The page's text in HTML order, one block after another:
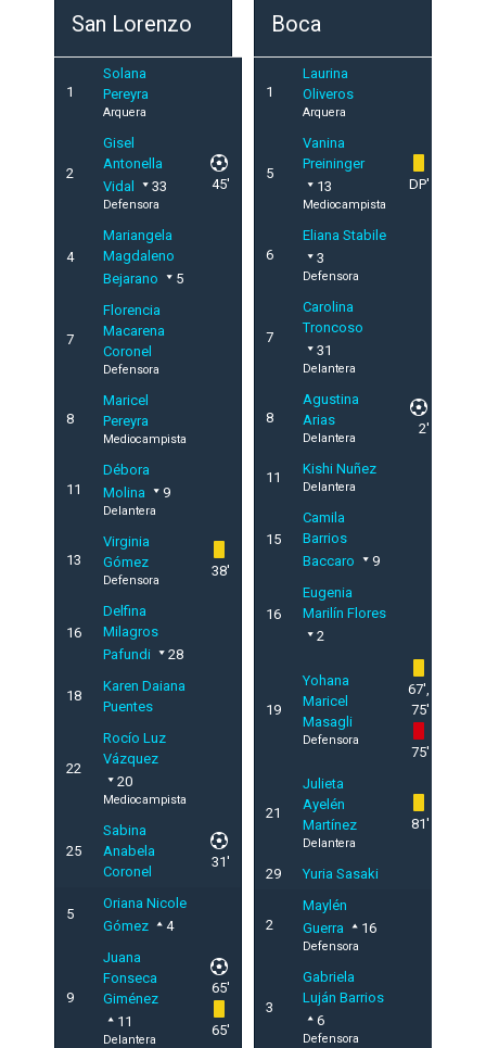
San Lorenzo
1
Solana
Pereyra
Arquera
2
Gisel
Antonella
Vidal
33
Defensora
45'
4
Mariangela
Magdaleno
Bejarano
5
7
Florencia
Macarena
Coronel
Defensora
8
Maricel
Pereyra
Mediocampista
11
Débora
Molina
9
Delantera
13
Virginia
Gómez
Defensora
38'
16
Delfina
Milagros
Pafundi
28
18
Karen Daiana
Puentes
22
Rocío Luz
Vázquez
20
Mediocampista
25
Sabina
Anabela
Coronel
31'
5
Oriana Nicole
Gómez
4
9
Juana
Fonseca
Giménez
11
Delantera
65'
65'
Boca
1
Laurina
Oliveros
Arquera
5
Vanina
Preininger
13
Mediocampista
DP'
6
Eliana Stabile
3
Defensora
7
Carolina
Troncoso
31
Delantera
8
Agustina
Arias
Delantera
2'
11
Kishi Nuñez
Delantera
15
Camila
Barrios
Baccaro
9
16
Eugenia
Marilín Flores
2
19
Yohana
Maricel
Masagli
Defensora
67',
75'
75'
21
Julieta
Ayelén
Martínez
Delantera
81'
29 Yuria Sasaki
2
Maylén
Guerra
16
Defensora
3
Gabriela
Luján Barrios
6
Defensora